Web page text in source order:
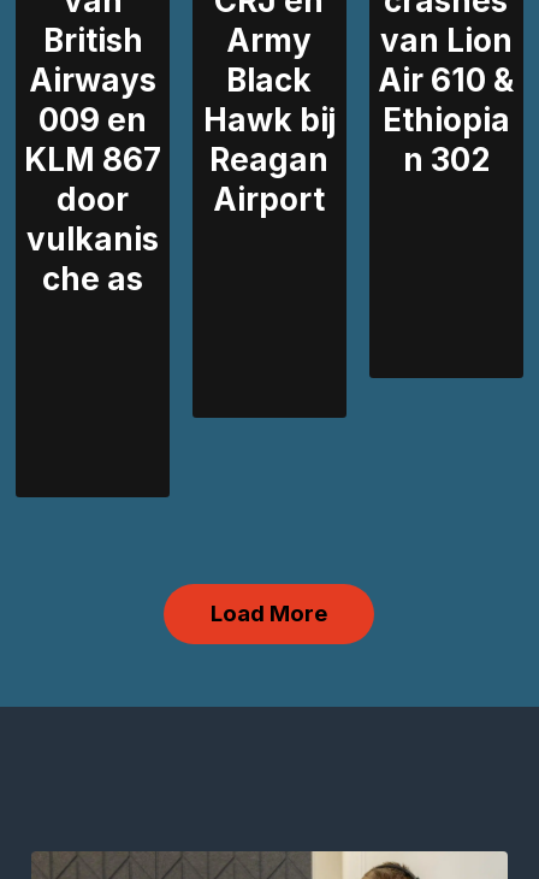
British
Airways
009 en
KLM 867
door
vulkanis
che as
Army
Black
Hawk bij
Reagan
Airport
van Lion
Air 610 &
Ethiopia
n 302
Load More